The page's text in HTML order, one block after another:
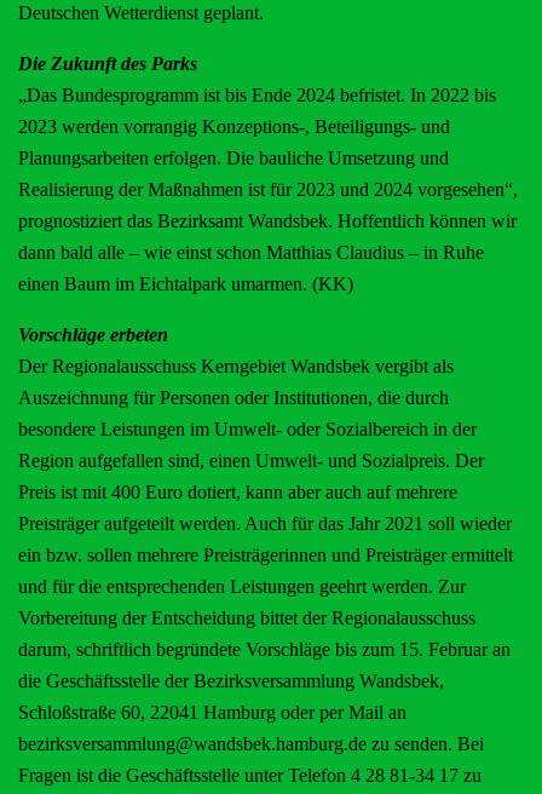
Deutschen Wetterdienst geplant.
Die Zukunft des Parks
„Das Bundesprogramm ist bis Ende 2024 befristet. In 2022 bis
2023 werden vorrangig Konzeptions-, Beteiligungs- und
Planungsarbeiten erfolgen. Die bauliche Umsetzung und
Realisierung der Maßnahmen ist für 2023 und 2024 vorgesehen“,
prognostiziert das Bezirksamt Wandsbek. Hoffentlich können wir
dann bald alle – wie einst schon Matthias Claudius – in Ruhe
einen Baum im Eichtalpark umarmen. (KK)
Vorschläge erbeten
Der Regionalausschuss Kerngebiet Wandsbek vergibt als
Auszeichnung für Personen oder Institutionen, die durch
besondere Leistungen im Umwelt- oder Sozialbereich in der
Region aufgefallen sind, einen Umwelt- und Sozialpreis. Der
Preis ist mit 400 Euro dotiert, kann aber auch auf mehrere
Preisträger aufgeteilt werden. Auch für das Jahr 2021 soll wieder
ein bzw. sollen mehrere Preisträgerinnen und Preisträger ermittelt
und für die entsprechenden Leistungen geehrt werden. Zur
Vorbereitung der Entscheidung bittet der Regionalausschuss
darum, schriftlich begründete Vorschläge bis zum 15. Februar an
die Geschäftsstelle der Bezirksversammlung Wandsbek,
Schloßstraße 60, 22041 Hamburg oder per Mail an
bezirksversammlung@wandsbek.hamburg.de zu senden. Bei
Fragen ist die Geschäftsstelle unter Telefon 4 28 81-34 17 zu